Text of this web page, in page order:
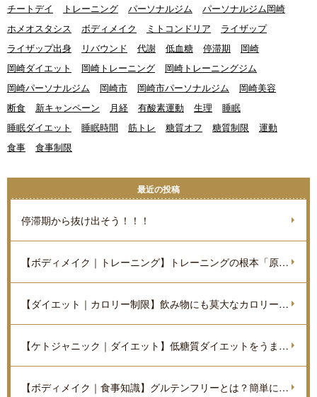
チートデイ
トレーニング パーソナルジム
パーソナルジム岡崎
ホメオスタシス
ボディメイク ミトコンドリア
ライザップ
ライザップ出身
リバウンド 代謝 低血糖 停滞期
岡崎
岡崎ダイエット
岡崎トレーニング
岡崎トレーニングジム
岡崎パーソナルジム
岡崎市 岡崎市パーソナルジム
岡崎美容
断食
新キャンペーン 月経 有酸素運動 生理
睡眠
睡眠ダイエット
睡眠時間 筋トレ 糖質オフ 糖質制限
運動
食事
食事制限
最近の投稿
停滞期から抜け出そう！！！
【ボディメイク｜トレーニング】トレーニングの根本「原理原則」を理解しよう。
【ダイエット｜カロリー制限】飲み物にも莫大なカロリーがあるのをご存知ですか？
【ケトジャニック｜ダイエット】低糖質ダイエットをうまく進めていくポイントを解説
【ボディメイク｜食事知識】グルテンフリーとは？簡単に解説